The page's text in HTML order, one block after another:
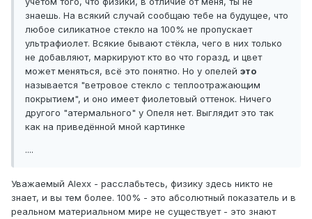
знаешь. На всякий случай сообщаю тебе на будущее, что
любое силикатное стекло на 100% не пропускает
ультрафиолет. Всякие бывают стёкла, чего в них только
не добавляют, маркируют кто во что горазд, и цвет
может меняться, всё это понятно. Но у опелей это
называется "ветровое стекло с теплоотражающим
покрытием", и оно имеет фиолетовый оттенок. Ничего
другого "атермального" у Опеля нет. Выглядит это так
как на приведённой мной картинке
....
Уважаемый Alexx - расслабьтесь, физику здесь никто не
знает, и вы тем более. 100% - это абсолютный показатель и в
реальном материальном мире не существует - это знают